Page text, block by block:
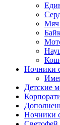
Мяч
Ночники
Детские
Ночники